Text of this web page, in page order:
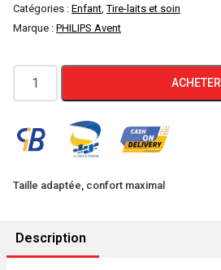
Catégories : Enfant,Tire-laits et soin
Marque : PHILIPS Avent
quantité
de
masseur
embout
ACHETER
Taille adaptée, confort maximal
Description